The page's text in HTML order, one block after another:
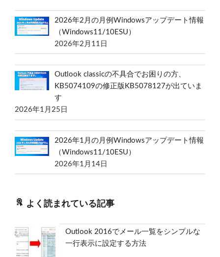
2026年2月の月例Windowsアップデート情報
（Windows11/10ESU）
2026年2月11日
Outlook classicの不具合でお困りの方、
KB5074109の修正版KB5078127が出ていま
す
2026年1月25日
2026年1月の月例Windowsアップデート情報
（Windows11/10ESU）
2026年1月14日
よく読まれている記事
Outlook 2016でメール一覧をシンプルな
一行表示に設定する方法